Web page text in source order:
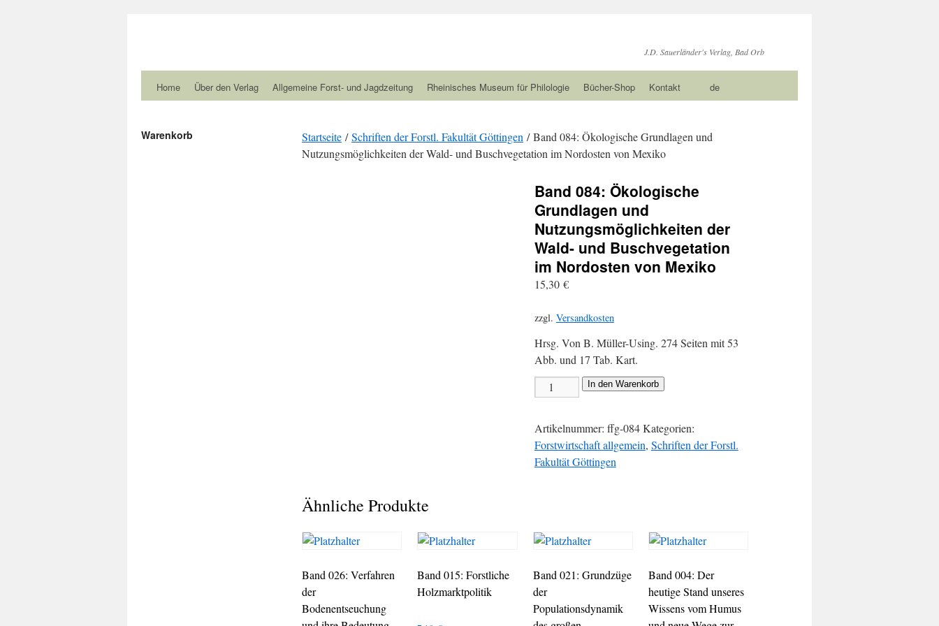
J.D. Sauerländer's Verlag, Bad Orb
Home Über den Verlag Allgemeine Forst- und Jagdzeitung Rheinisches Museum für Philologie Bücher-Shop Kontakt de
Startseite /Schriften der Forstl. Fakultät Göttingen / Band 084: Ökologische Grundlagen und
Nutzungsmöglichkeiten der Wald- und Buschvegetation im Nordosten von Mexiko
Band 084: Ökologische
Grundlagen und
Nutzungsmöglichkeiten der
Wald- und Buschvegetation
im Nordosten von Mexiko
15,30 €
zzgl. Versandkosten
Hrsg. Von B. Müller-Using. 274 Seiten mit 53
Abb. und 17 Tab. Kart.
In den Warenkorb
Artikelnummer: ffg-084Kategorien:
Forstwirtschaft allgemein, Schriften der Forstl.
Fakultät Göttingen
Ähnliche Produkte
Band 026: Verfahren
der
Bodenentseuchung
Band 015: Forstliche
Holzmarktpolitik
Band 021: Grundzüge
der
Populationsdynamik
Band 004: Der
heutige Stand unseres
Wissens vom Humus
Warenkorb